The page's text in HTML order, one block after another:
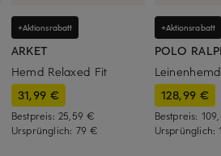
+Aktionsrabatt
ARKET
Hemd Relaxed Fit
31,99 €
Bestpreis: 25,59 €
Ursprünglich: 79 €
+Aktionsrabatt
POLO
128,99 €
Bestpreis:
Ursprünglich: